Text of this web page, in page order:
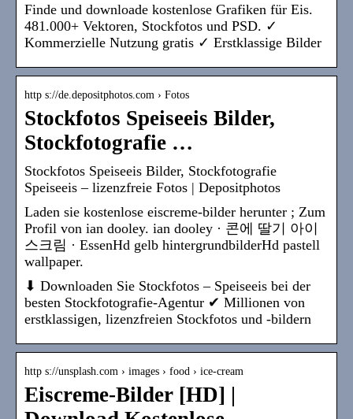
Finde und downloade kostenlose Grafiken für Eis.
481.000+ Vektoren, Stockfotos und PSD. ✓
Kommerzielle Nutzung gratis ✓ Erstklassige Bilder
http s://de.depositphotos.com › Fotos
Stockfotos Speiseeis Bilder,
Stockfotografie …
Stockfotos Speiseeis Bilder, Stockfotografie
Speiseeis – lizenzfreie Fotos | Depositphotos
Laden sie kostenlose eiscreme-bilder herunter ; Zum
Profil von ian dooley. ian dooley · 콘에 딸기 아이
스크림 · EssenHd gelb hintergrundbilderHd pastell
wallpaper.
⬇ Downloaden Sie Stockfotos – Speiseeis bei der
besten Stockfotografie-Agentur ✔ Millionen von
erstklassigen, lizenzfreien Stockfotos und -bildern
http s://unsplash.com › images › food › ice-cream
Eiscreme-Bilder [HD] |